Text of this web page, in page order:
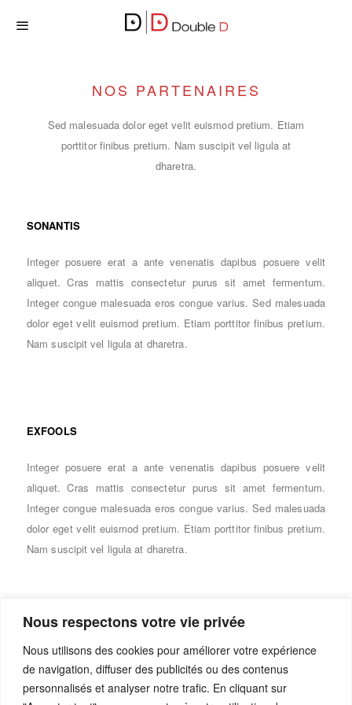
Nous respectons votre vie privée
Nous utilisons des cookies pour améliorer votre expérience
de navigation, diffuser des publicités ou des contenus
personnalisés et analyser notre trafic. En cliquant sur
NOS PARTENAIRES
Sed malesuada dolor eget velit euismod pretium. Etiam
porttitor finibus pretium. Nam suscipit vel ligula at
dharetra.
SONANTIS
Integer posuere erat a ante venenatis dapibus posuere velit
aliquet. Cras mattis consectetur purus sit amet fermentum.
Integer congue malesuada eros congue varius. Sed malesuada
dolor eget velit euismod pretium. Etiam porttitor finibus pretium.
Nam suscipit vel ligula at dharetra.
EXFOOLS
Integer posuere erat a ante venenatis dapibus posuere velit
aliquet. Cras mattis consectetur purus sit amet fermentum.
Integer congue malesuada eros congue varius. Sed malesuada
dolor eget velit euismod pretium. Etiam porttitor finibus pretium.
Nam suscipit vel ligula at dharetra.
Integer posuere erat a ante venenatis dapibus posuere velit
aliquet. Cras mattis consectetur purus sit amet fermentum.